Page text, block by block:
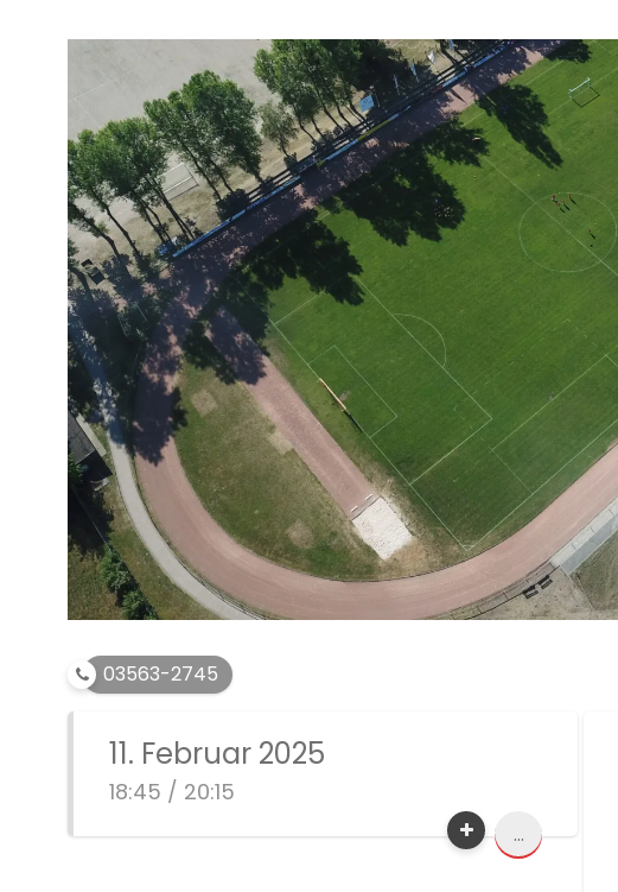
03563-2745
11. Februar 2025
18:45 / 20:15
...